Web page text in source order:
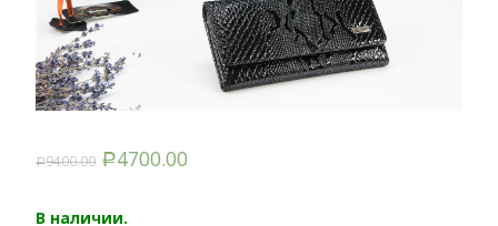
Р9400.00 Р4700.00
В наличии.